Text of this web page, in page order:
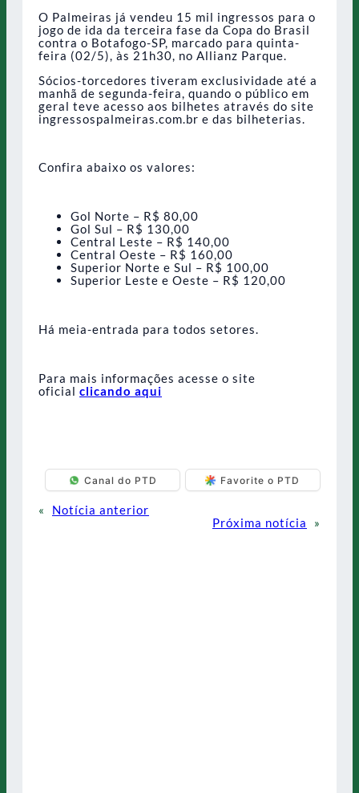
O Palmeiras já vendeu 15 mil ingressos para o
jogo de ida da terceira fase da Copa do Brasil
contra o Botafogo-SP, marcado para quinta-
feira (02/5), às 21h30, no Allianz Parque.
Sócios-torcedores tiveram exclusividade até a
manhã de segunda-feira, quando o público em
geral teve acesso aos bilhetes através do site
ingressospalmeiras.com.br e das bilheterias.
Confira abaixo os valores:
Gol Norte – R$ 80,00
Gol Sul – R$ 130,00
Central Leste – R$ 140,00
Central Oeste – R$ 160,00
Superior Norte e Sul – R$ 100,00
Superior Leste e Oeste – R$ 120,00
Há meia-entrada para todos setores.
Para mais informações acesse o site
oficial clicando aqui
Canal do PTD Favorite o PTD
«
Notícia anterior
Próxima notícia
»